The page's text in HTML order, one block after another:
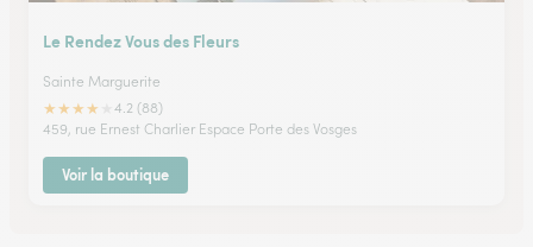
Le Rendez Vous des Fleurs
Sainte Marguerite
★★★★
4.2 (88)
459, rue Ernest Charlier Espace Porte des Vosges
Voir la boutique